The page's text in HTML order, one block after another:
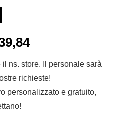
Fascia
prezzo:
da
€189,42
ns. store. Il personale sarà
richieste!
personalizzato e gratuito,